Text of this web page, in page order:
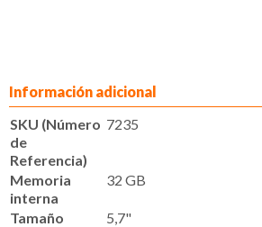
Información adicional
SKU (Número
de
Referencia)
7235
Memoria
interna
32 GB
Tamaño 5,7"